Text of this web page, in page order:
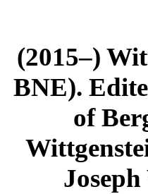
(2015–)
BNE).
of